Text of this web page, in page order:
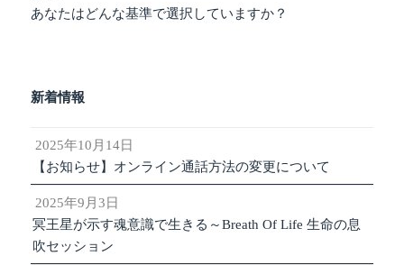
あなたはどんな基準で選択していますか？
新着情報
2025年10月14日
【お知らせ】オンライン通話方法の変更について
2025年9月3日
冥王星が示す魂意識で生きる～Breath Of Life 生命の息
吹セッション